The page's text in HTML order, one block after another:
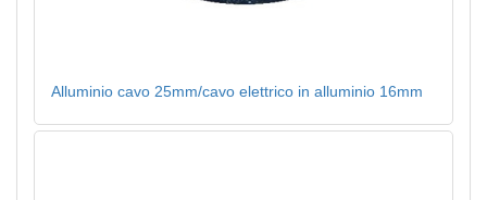
Alluminio cavo 25mm/cavo elettrico in alluminio 16mm